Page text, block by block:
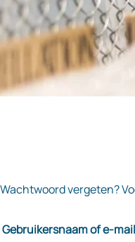
Wachtwoord vergeten?
Gebruikersnaam of e-mail